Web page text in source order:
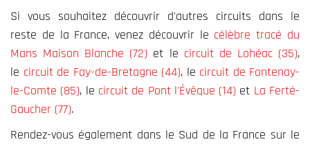
Si vous souhaitez découvrir d'autres circuits dans le
reste de la France, venez découvrir le célèbre tracé du
Mans Maison Blanche (72) et le circuit de Lohéac (35),
le circuit de Fay-de-Bretagne (44), le circuit de Fontenay-
le-Comte (85), le circuit de Pont l'Évêque (14) et La Ferté-
Gaucher (77).
Rendez-vous également dans le Sud de la France sur le